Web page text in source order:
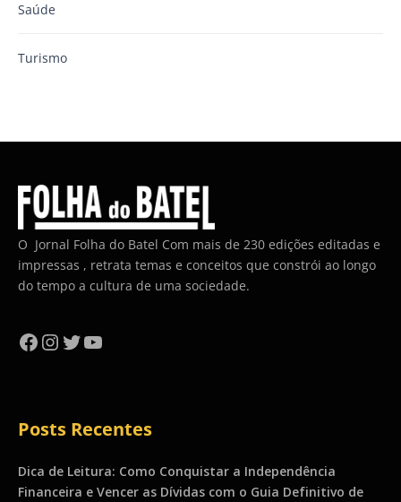
Saúde
Turismo
O Jornal Folha do Batel Com mais de 230 edições editadas e
impressas , retrata temas e conceitos que constrói ao longo
do tempo a cultura de uma sociedade.
Facebook
Instagram
Twitter
YouTube
Posts Recentes
Dica de Leitura: Como Conquistar a Independência
Financeira e Vencer as Dívidas com o Guia Definitivo de